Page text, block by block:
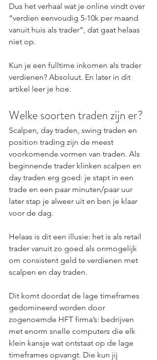
Dus het verhaal wat je online vindt over
“verdien eenvoudig 5-10k per maand
vanuit huis als trader”, dat gaat helaas
niet op.
Kun je een fulltime inkomen als trader
verdienen? Absoluut. En later in dit
artikel leer je hoe.
Welke soorten traden zijn er?
Scalpen, day traden, swing traden en
position trading zijn de meest
voorkomende vormen van traden. Als
beginnende trader klinken scalpen en
day traden erg goed: je stapt in een
trade en een paar minuten/paar uur
later stap je alweer uit en ben je klaar
voor de dag.
Helaas is dit een illusie: het is als retail
trader vanuit zo goed als onmogelijk
om consistent geld te verdienen met
scalpen en day traden.
Dit komt doordat de lage timeframes
gedomineerd worden door
zogenoemde HFT firma’s: bedrijven
met enorm snelle computers die elk
klein kansje wat ontstaat op de lage
timeframes opvangt. Die kun jij